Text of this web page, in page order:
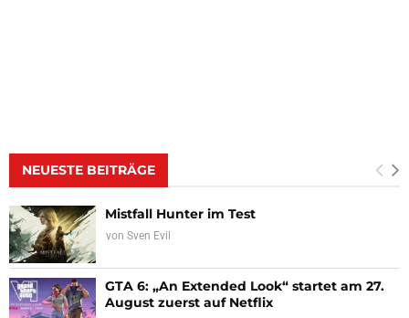
NEUESTE BEITRÄGE
Mistfall Hunter im Test
von Sven Evil
GTA 6: „An Extended Look“ startet am 27.
August zuerst auf Netflix